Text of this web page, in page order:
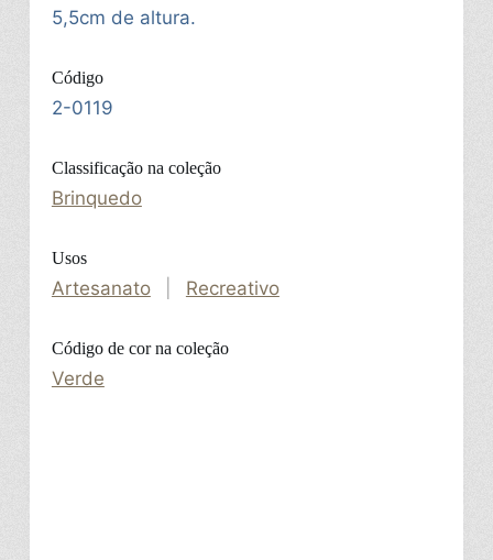
5,5cm de altura.
Código
2-0119
Classificação na coleção
Brinquedo
Usos
Artesanato Recreativo
Código de cor na coleção
Verde